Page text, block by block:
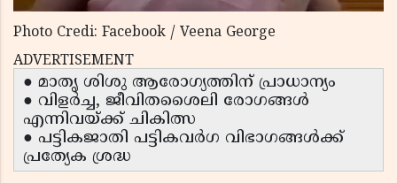
Photo Credi: Facebook / Veena George
ADVERTISEMENT
● മാതൃ ശിശു ആരോഗ്യത്തിന് പ്രാധാന്യം
● വിളര്‍ച്ച, ജീവിതശൈലി രോഗങ്ങള്‍
എന്നിവയ്ക്ക് ചികിത്സ
● പട്ടികജാതി പട്ടികവര്‍ഗ വിഭാഗങ്ങള്‍ക്ക്
പ്രത്യേക ശ്രദ്ധ